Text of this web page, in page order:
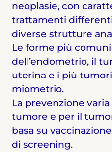
neoplasie, con
trattamenti
diverse strutture
Le forme più
dell’endometrio, il
uterina e i più
miometrio.
La prevenzione
tumore e per il
basa su
di screening.